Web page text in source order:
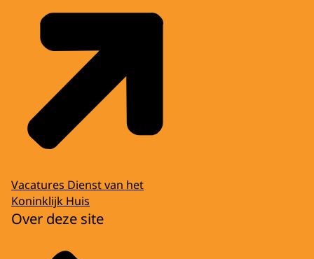
Vacatures Dienst van het
Koninklijk Huis
Over deze site